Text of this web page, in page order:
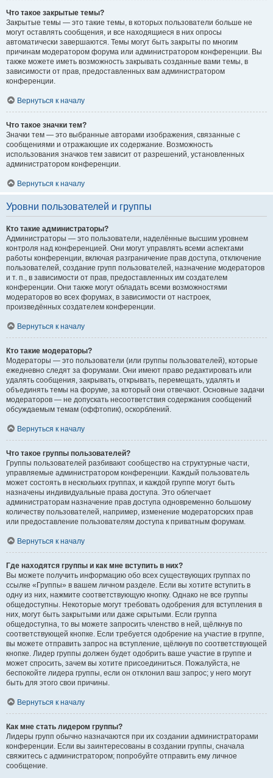
Что такое закрытые темы?
Закрытые темы — это такие темы, в которых пользователи больше не
могут оставлять сообщения, и все находящиеся в них опросы
автоматически завершаются. Темы могут быть закрыты по многим
причинам модератором форума или администратором конференции. Вы
также можете иметь возможность закрывать созданные вами темы, в
зависимости от прав, предоставленных вам администратором
конференции.
Вернуться к началу
Что такое значки тем?
Значки тем — это выбранные авторами изображения, связанные с
сообщениями и отражающие их содержание. Возможность
использования значков тем зависит от разрешений, установленных
администратором конференции.
Вернуться к началу
Уровни пользователей и группы
Кто такие администраторы?
Администраторы — это пользователи, наделённые высшим уровнем
контроля над конференцией. Они могут управлять всеми аспектами
работы конференции, включая разграничение прав доступа, отключение
пользователей, создание групп пользователей, назначение модераторов
и т. п., в зависимости от прав, предоставленных им создателем
конференции. Они также могут обладать всеми возможностями
модераторов во всех форумах, в зависимости от настроек,
произведённых создателем конференции.
Вернуться к началу
Кто такие модераторы?
Модераторы — это пользователи (или группы пользователей), которые
ежедневно следят за форумами. Они имеют право редактировать или
удалять сообщения, закрывать, открывать, перемещать, удалять и
объединять темы на форуме, за который они отвечают. Основные задачи
модераторов — не допускать несоответствия содержания сообщений
обсуждаемым темам (оффтопик), оскорблений.
Вернуться к началу
Что такое группы пользователей?
Группы пользователей разбивают сообщество на структурные части,
управляемые администратором конференции. Каждый пользователь
может состоять в нескольких группах, и каждой группе могут быть
назначены индивидуальные права доступа. Это облегчает
администраторам назначение прав доступа одновременно большому
количеству пользователей, например, изменение модераторских прав
или предоставление пользователям доступа к приватным форумам.
Вернуться к началу
Где находятся группы и как мне вступить в них?
Вы можете получить информацию обо всех существующих группах по
ссылке «Группы» в вашем личном разделе. Если вы хотите вступить в
одну из них, нажмите соответствующую кнопку. Однако не все группы
общедоступны. Некоторые могут требовать одобрения для вступления в
них, могут быть закрытыми или даже скрытыми. Если группа
общедоступна, то вы можете запросить членство в ней, щёлкнув по
соответствующей кнопке. Если требуется одобрение на участие в группе,
вы можете отправить запрос на вступление, щёлкнув по соответствующей
кнопке. Лидер группы должен будет одобрить ваше участие в группе и
может спросить, зачем вы хотите присоединиться. Пожалуйста, не
беспокойте лидера группы, если он отклонил ваш запрос; у него могут
быть для этого свои причины.
Вернуться к началу
Как мне стать лидером группы?
Лидеры групп обычно назначаются при их создании администраторами
конференции. Если вы заинтересованы в создании группы, сначала
свяжитесь с администратором; попробуйте отправить ему личное
сообщение.